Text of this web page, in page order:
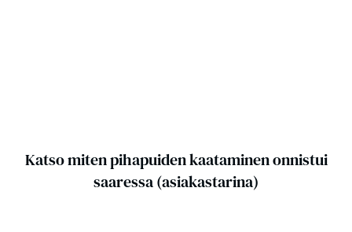
Katso miten pihapuiden kaataminen onnistui
saaressa (asiakastarina)